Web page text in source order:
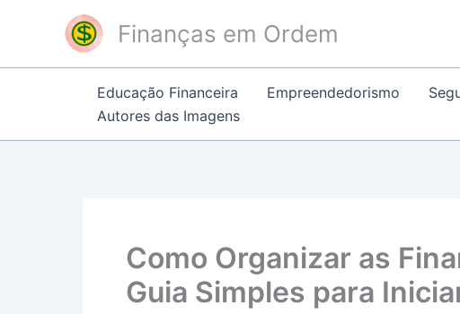
Finanças em Ordem
Educação Financeira Empreendedorismo
Autores das Imagens
Como Organizar as
Guia Simples para
navigation